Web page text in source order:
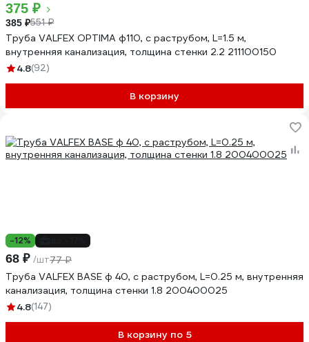
375 ₽
385 ₽551 ₽
Труба VALFEX OPTIMA ф110, с раструбом, L=1.5 м,
внутренняя канализация, толщина стенки 2.2 211100150
4.8(92)
В корзину
-12%
68 ₽ /шт77 ₽
Труба VALFEX BASE ф 40, с раструбом, L=0.25 м, внутренняя
канализация, толщина стенки 1.8 200400025
4.8(147)
В корзину по 5